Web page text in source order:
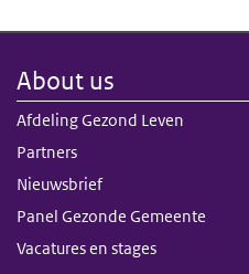
About us
Afdeling Gezond Leven
Partners
Nieuwsbrief
Panel Gezonde Gemeente
Vacatures en stages